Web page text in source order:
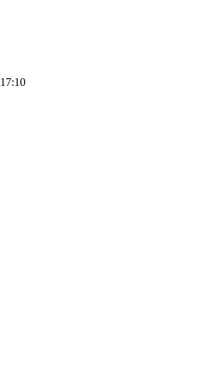
17:10